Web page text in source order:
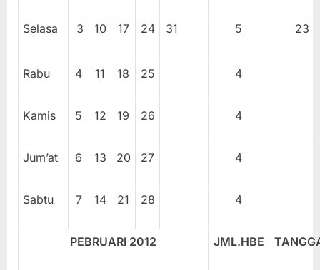
Selasa 3 10 17 24 31 5 23
Rabu 4 11 18 25 4
Kamis 5 12 19 26 4
Jum’at 6 13 20 27 4
Sabtu 7 14 21 28 4
PEBRUARI 2012 JML.HBE